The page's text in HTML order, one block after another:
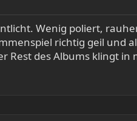
Wenig poliert,
richtig geil und
Rest des Albums klingt